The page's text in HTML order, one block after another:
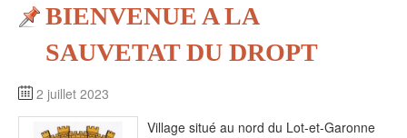
Archives
Agenda 2026
Contact
BIENVENUE A LA
SAUVETAT DU DROPT
2 juillet 2023
Village situé au nord du Lot-et-Garonne